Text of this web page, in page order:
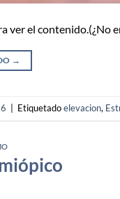
ver el contenido.(¿No
→
Etiquetadoelevacion,